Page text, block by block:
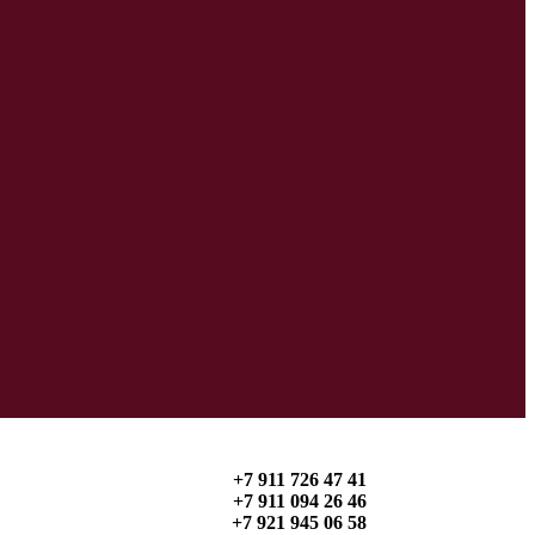
+7 911 726 47 41
+7 911 094 26 46
+7 921 945 06 58